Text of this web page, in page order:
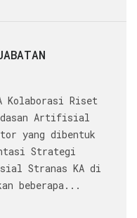
Kolaborasi Riset
Artifisial
yang dibentuk
Strategi
Stranas KA di
beberapa...